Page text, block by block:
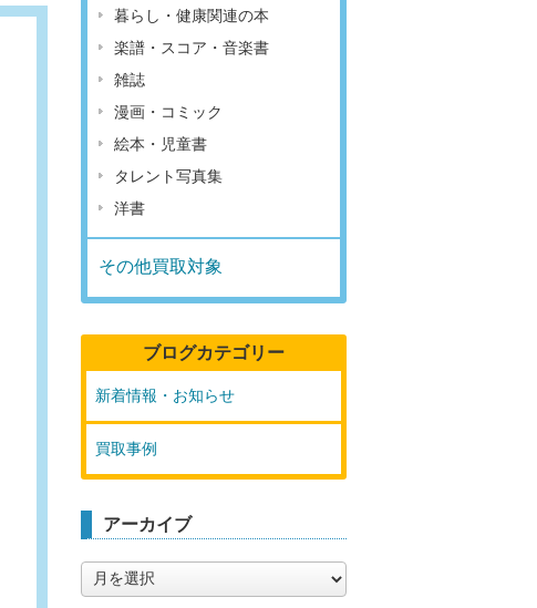
暮らし・健康関連の本
楽譜・スコア・音楽書
雑誌
漫画・コミック
絵本・児童書
タレント写真集
洋書
その他買取対象
ブログカテゴリー
新着情報・お知らせ
買取事例
アーカイブ
ー